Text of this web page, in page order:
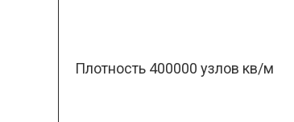
Плотность 400000 узлов кв/м